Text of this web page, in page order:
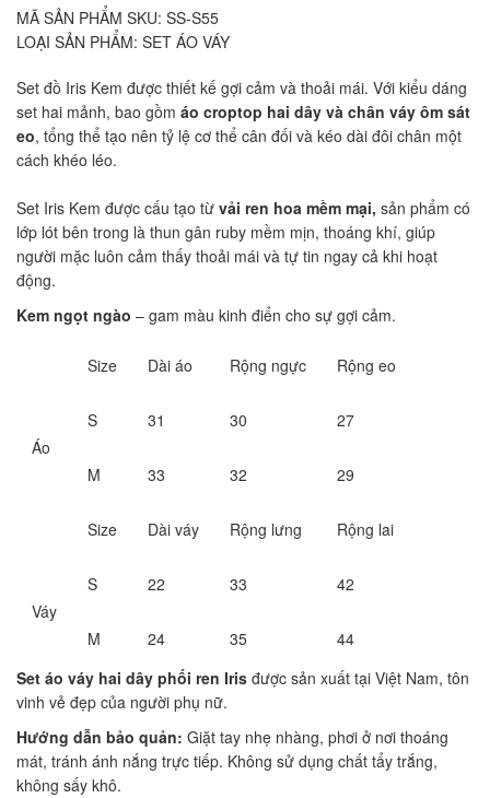
MÃ SẢN PHẨM SKU: SS-S55
LOẠI SẢN PHẨM: SET ÁO VÁY
Set đồ Iris Kem được thiết kế gợi cảm và thoải mái. Với kiểu dáng
set hai mảnh, bao gồm áo croptop hai dây và chân váy ôm sát
eo, tổng thể tạo nên tỷ lệ cơ thể cân đối và kéo dài đôi chân một
cách khéo léo.
Set Iris Kem được cấu tạo từ vải ren hoa mềm mại, sản phẩm có
lớp lót bên trong là thun gân ruby mềm mịn, thoáng khí, giúp
người mặc luôn cảm thấy thoải mái và tự tin ngay cả khi hoạt
động.
Kem ngọt ngào – gam màu kinh điển cho sự gợi cảm.
Size Dài áo Rộng ngực Rộng eo
Áo
S 31 30 27
M 33 32 29
Size Dài váy Rộng lưng Rộng lai
Váy
S 22 33 42
M 24 35
44
Set áo váy hai dây phối ren Iris được sản xuất tại Việt Nam, tôn
vinh vẻ đẹp của người phụ nữ.
Hướng dẫn bảo quản: Giặt tay nhẹ nhàng, phơi ở nơi thoáng
mát, tránh ánh nắng trực tiếp. Không sử dụng chất tẩy trắng,
không sấy khô.